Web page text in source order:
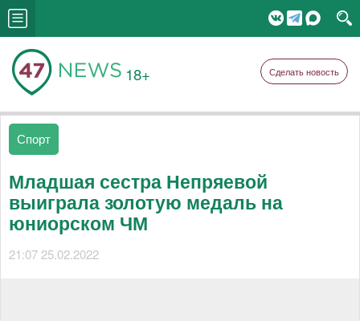
18+ Сделать новость
Спорт
Младшая сестра Непряевой
выиграла золотую медаль на
юниорском ЧМ
21:07 25.02.2022